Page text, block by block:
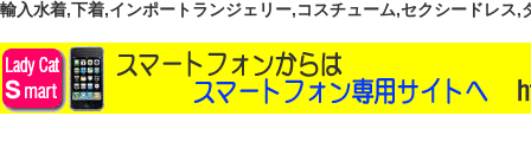
輸入水着,下着,インポートランジェリー,コスチューム,セクシードレス